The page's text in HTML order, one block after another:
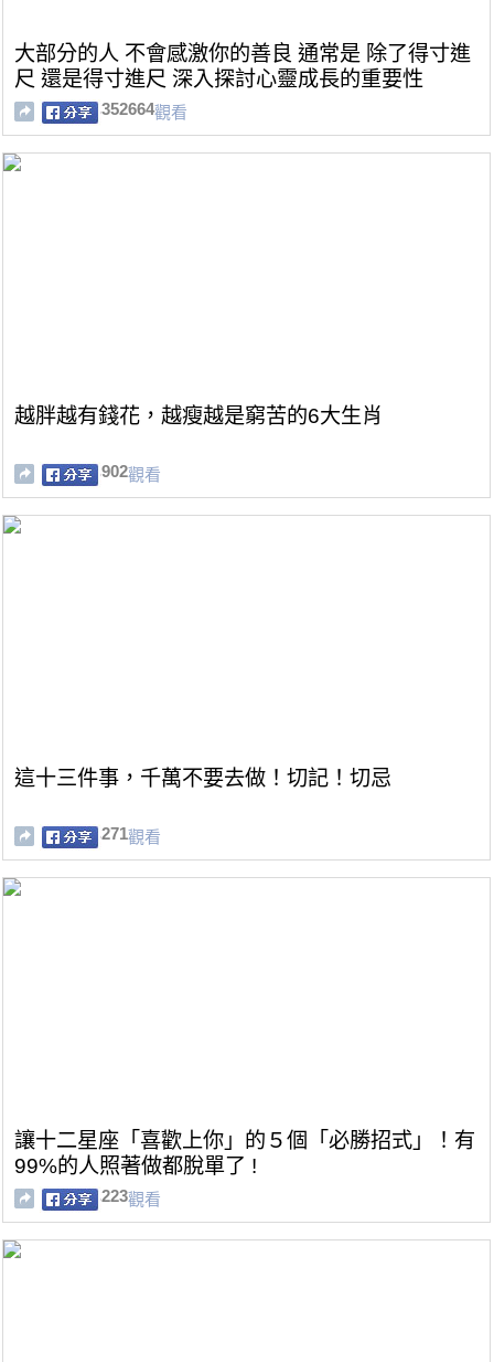
大部分的人 不會感激你的善良 通常是 除了得寸進
尺 還是得寸進尺 深入探討心靈成長的重要性
352664觀看
越胖越有錢花，越瘦越是窮苦的6大生肖
902觀看
這十三件事，千萬不要去做！切記！切忌
271觀看
讓十二星座「喜歡上你」的５個「必勝招式」！有
99%的人照著做都脫單了 !
223觀看